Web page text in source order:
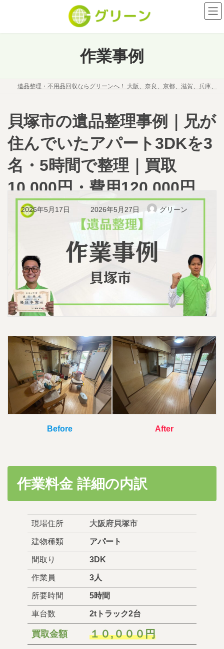
ン
ー
作業事例
遺品整理・不用品回収ならグリーンへ！ 大阪、奈良、京都、滋賀、兵庫、
貝塚市の遺品整理事例｜兄が
住んでいたアパート3DKを3
名・5時間で整理｜買取
10,000円・費用120,000円
2026年5月17日
最
更
新
日
時
:
2026年5月27日 グリーン
Before After
作業料金 詳細の内訳
現場住所 大阪府貝塚市
建物種類 アパート
間取り 3DK
作業員 3人
所要時間 5時間
車台数 2tトラック2台
買取金額 １０,０００円